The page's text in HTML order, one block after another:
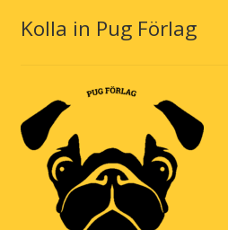
Kolla in Pug Förlag